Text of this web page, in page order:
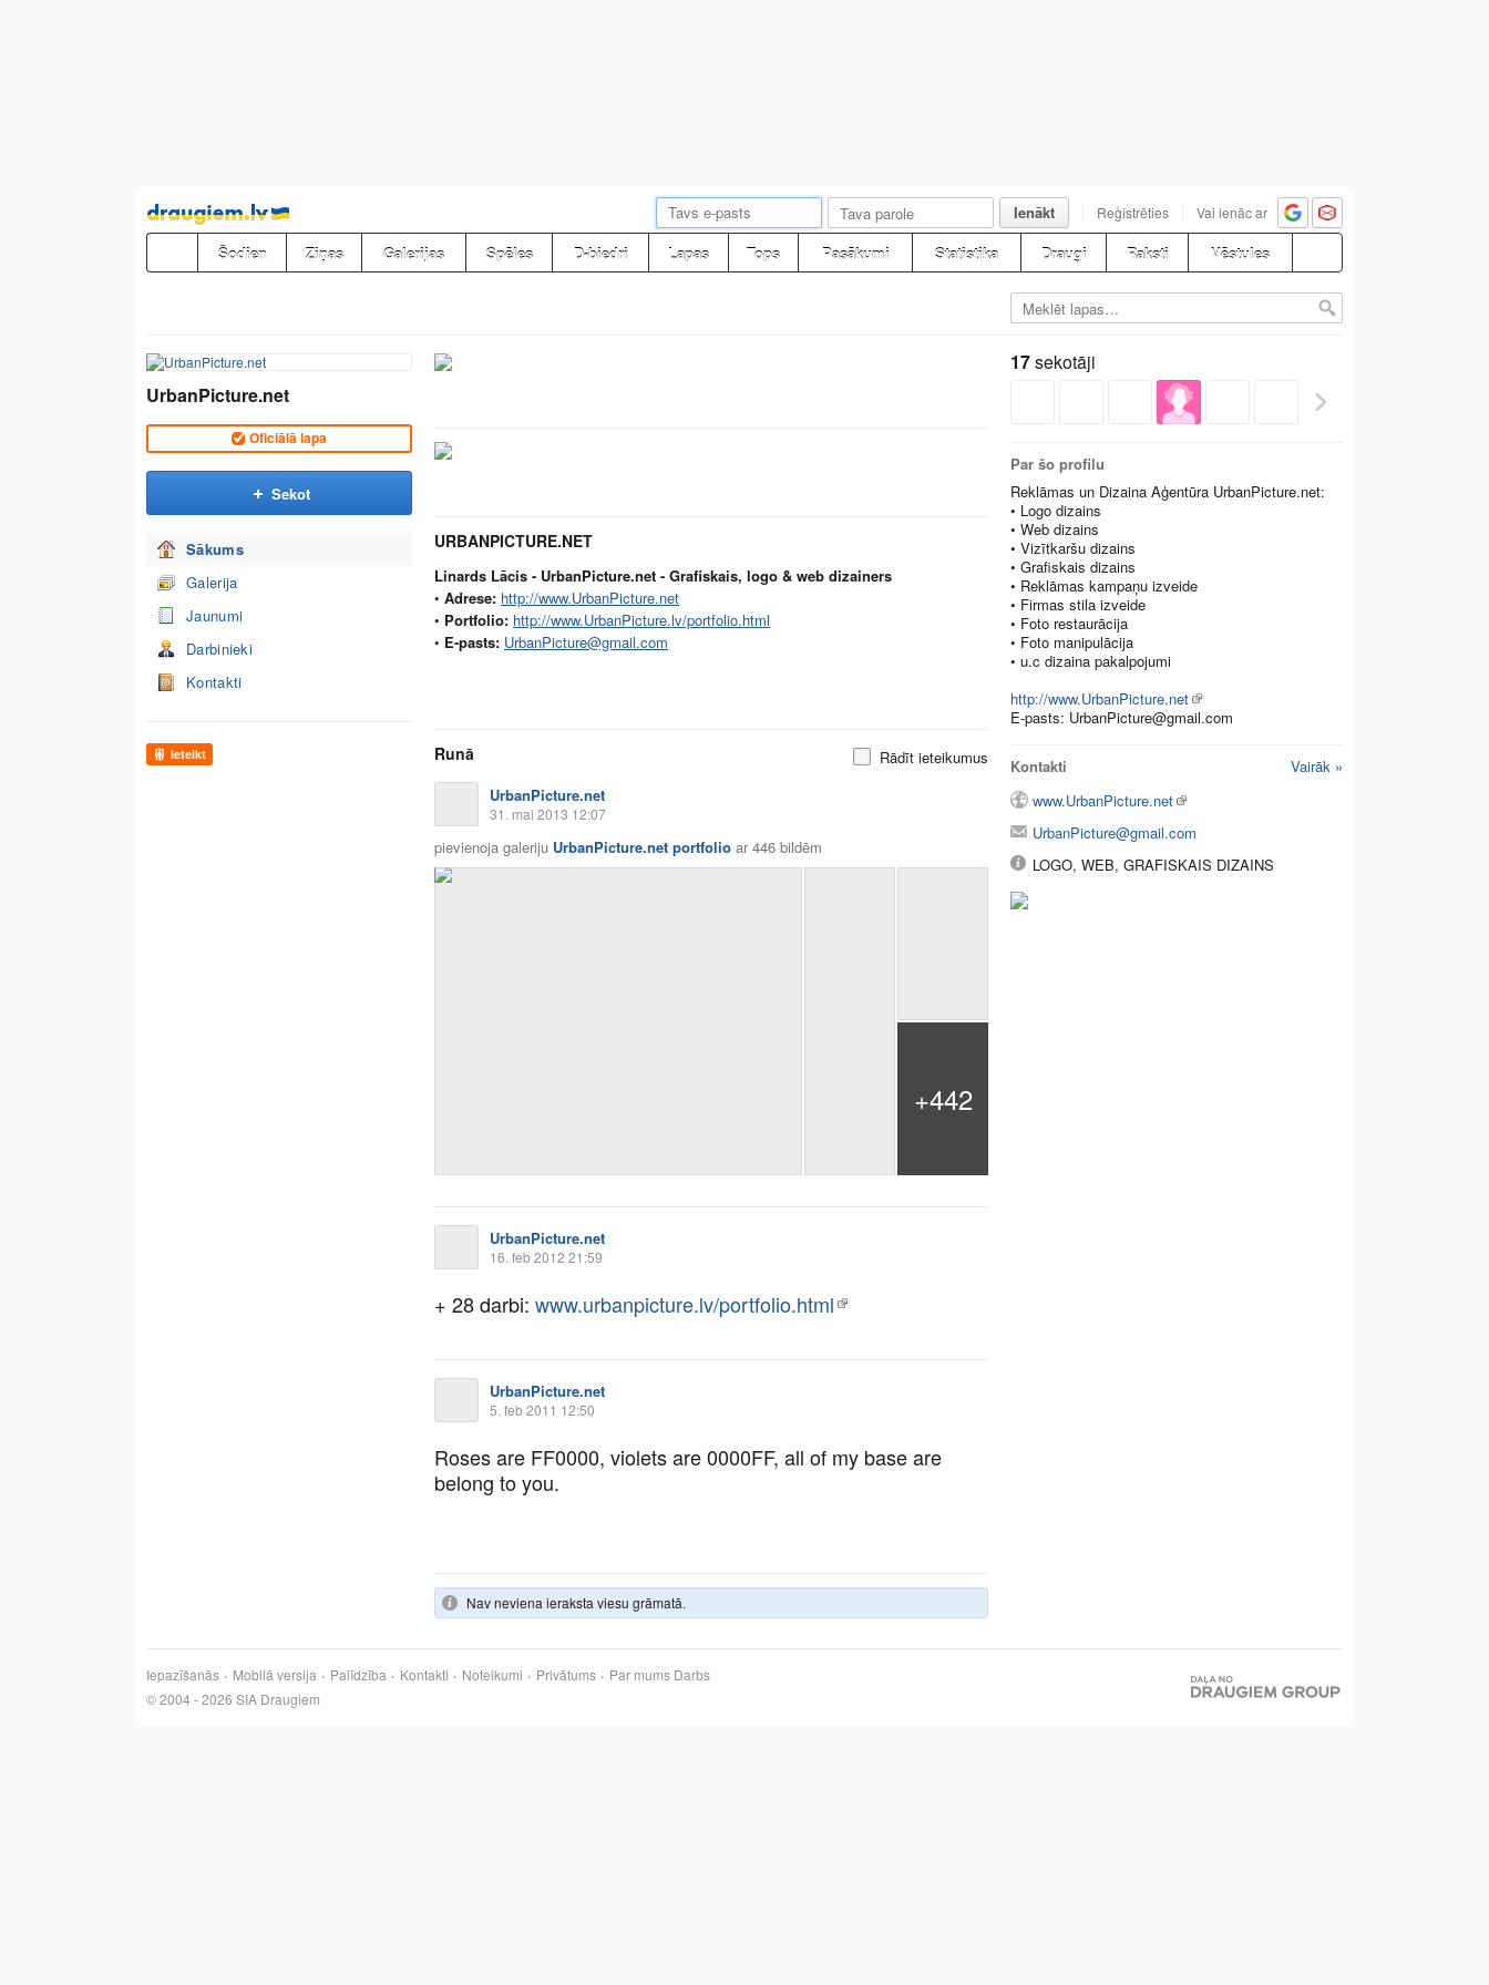
Pāriet
uz
saturu
Ienākt Reģistrēties Vai ienāc ar
Šodien Ziņas Galerijas Spēles D-biedri Lapas Tops Pasākumi Statistika Draugi Raksti Vēstules
UrbanPicture.net
Oficiālā lapa
Sekot
Sākums
Galerija
Jaunumi
Darbinieki
Kontakti
Ieteikt
URBANPICTURE.NET
Linards Lācis - UrbanPicture.net - Grafiskais, logo & web dizainers
• Adrese: http://www.UrbanPicture.net
• Portfolio: http://www.UrbanPicture.lv/portfolio.html
• E-pasts: UrbanPicture@gmail.com
Runā
Rādīt ieteikumus
UrbanPicture.net
31. mai 2013 12:07
pievienoja galeriju UrbanPicture.net portfolio ar446 bildēm
+442
UrbanPicture.net
16. feb 2012 21:59
+ 28 darbi: www.urbanpicture.lv/portfolio.html
UrbanPicture.net
5. feb 2011 12:50
Roses are FF0000, violets are 0000FF, all of my base are
belong to you.
Nav neviena ieraksta viesu grāmatā.
17sekotāji
Par šo profilu
Reklāmas un Dizaina Aģentūra UrbanPicture.net:
• Logo dizains
• Web dizains
• Vizītkaršu dizains
• Grafiskais dizains
• Reklāmas kampaņu izveide
• Firmas stila izveide
• Foto restaurācija
• Foto manipulācija
• u.c dizaina pakalpojumi
http://www.UrbanPicture.net
E-pasts: UrbanPicture@gmail.com
Kontakti
Vairāk »
www.UrbanPicture.net
UrbanPicture@gmail.com
LOGO, WEB, GRAFISKAIS DIZAINS
Iepazīšanās Mobilā versija Palīdzība Kontakti Noteikumi Privātums Par mums Darbs
© 2004 - 2026 SIA Draugiem